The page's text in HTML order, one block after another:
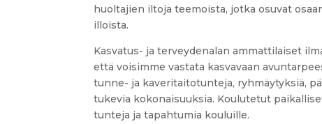
huoltajien iltoja teemoista, jotka osuvat
illoista.
Kasvatus- ja terveydenalan ammattilaiset
että voisimme vastata kasvavaan
tunne- ja kaveritaitotunteja, ryhmäytyksiä,
tukevia kokonaisuuksia. Koulutetut
tunteja ja tapahtumia kouluille.